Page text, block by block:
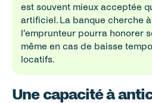
est souvent mieux acceptée
artificiel. La banque cherche à
l’emprunteur pourra honorer
même en cas de baisse
locatifs.
Une capacité à